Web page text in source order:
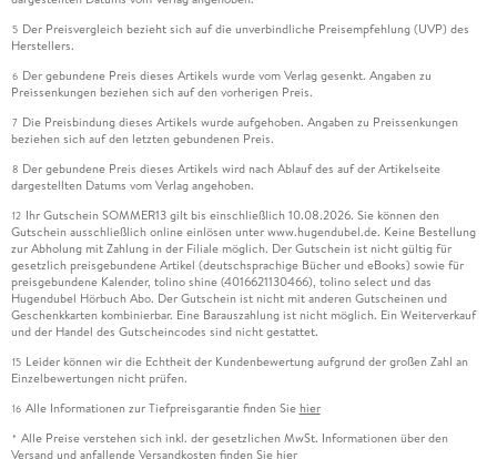
5 Der Preisvergleich bezieht sich auf die unverbindliche Preisempfehlung (UVP) des
Herstellers.
6 Der gebundene Preis dieses Artikels wurde vom Verlag gesenkt. Angaben zu
Preissenkungen beziehen sich auf den vorherigen Preis.
7 Die Preisbindung dieses Artikels wurde aufgehoben. Angaben zu Preissenkungen
beziehen sich auf den letzten gebundenen Preis.
8 Der gebundene Preis dieses Artikels wird nach Ablauf des auf der Artikelseite
dargestellten Datums vom Verlag angehoben.
12 Ihr Gutschein SOMMER13 gilt bis einschließlich 10.08.2026. Sie können den
Gutschein ausschließlich online einlösen unter www.hugendubel.de. Keine Bestellung
zur Abholung mit Zahlung in der Filiale möglich. Der Gutschein ist nicht gültig für
gesetzlich preisgebundene Artikel (deutschsprachige Bücher und eBooks) sowie für
preisgebundene Kalender, tolino shine (4016621130466), tolino select und das
Hugendubel Hörbuch Abo. Der Gutschein ist nicht mit anderen Gutscheinen und
Geschenkkarten kombinierbar. Eine Barauszahlung ist nicht möglich. Ein Weiterverkauf
und der Handel des Gutscheincodes sind nicht gestattet.
15 Leider können wir die Echtheit der Kundenbewertung aufgrund der großen Zahl an
Einzelbewertungen nicht prüfen.
16 Alle Informationen zur Tiefpreisgarantie finden Sie hier
* Alle Preise verstehen sich inkl. der gesetzlichen MwSt. Informationen über den
Versand und anfallende Versandkosten finden Sie hier